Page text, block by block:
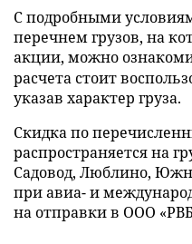
С подробными
перечнем грузов, на
акции, можно
расчета стоит
указав характер груза.
Скидка по
распространяется на
Садовод, Люблино,
при авиа- и
на отправки в ООО